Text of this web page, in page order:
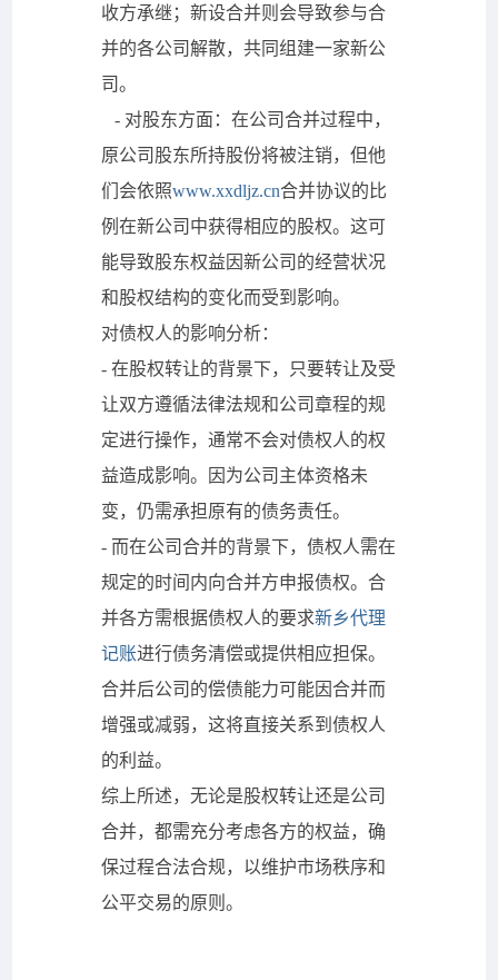
收方承继；新设合并则会导致参与合
并的各公司解散，共同组建一家新公
司。
- 对股东方面：在公司合并过程中，
原公司股东所持股份将被注销，但他
们会依照www.xxdljz.cn合并协议的比
例在新公司中获得相应的股权。这可
能导致股东权益因新公司的经营状况
和股权结构的变化而受到影响。
对债权人的影响分析：
- 在股权转让的背景下，只要转让及受
让双方遵循法律法规和公司章程的规
定进行操作，通常不会对债权人的权
益造成影响。因为公司主体资格未
变，仍需承担原有的债务责任。
- 而在公司合并的背景下，债权人需在
规定的时间内向合并方申报债权。合
并各方需根据债权人的要求新乡代理
记账进行债务清偿或提供相应担保。
合并后公司的偿债能力可能因合并而
增强或减弱，这将直接关系到债权人
的利益。
综上所述，无论是股权转让还是公司
合并，都需充分考虑各方的权益，确
保过程合法合规，以维护市场秩序和
公平交易的原则。